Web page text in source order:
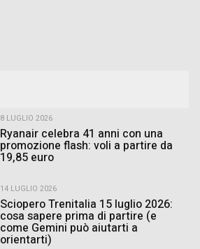
8 LUGLIO 2026
Ryanair celebra 41 anni con una
promozione flash: voli a partire da
19,85 euro
14 LUGLIO 2026
Sciopero Trenitalia 15 luglio 2026:
cosa sapere prima di partire (e
come Gemini può aiutarti a
orientarti)